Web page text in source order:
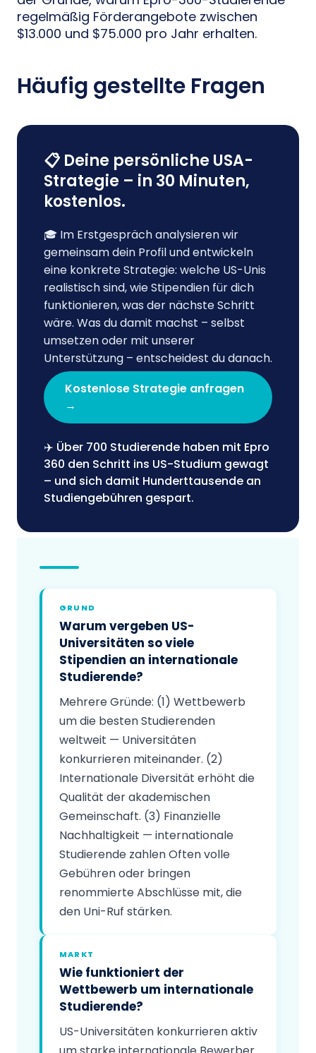
regelmäßig Förderangebote zwischen
$13.000 und $75.000 pro Jahr erhalten.
Häufig gestellte Fragen
📋 Deine persönliche USA-
Strategie – in 30 Minuten,
kostenlos.
🎓 Im Erstgespräch analysieren wir
gemeinsam dein Profil und entwickeln
eine konkrete Strategie: welche US-Unis
realistisch sind, wie Stipendien für dich
funktionieren, was der nächste Schritt
wäre. Was du damit machst – selbst
umsetzen oder mit unserer
Unterstützung – entscheidest du danach.
Kostenlose Strategie anfragen
→
✈️ Über 700 Studierende haben mit Epro
360 den Schritt ins US-Studium gewagt
– und sich damit Hunderttausende an
Studiengebühren gespart.
GRUND
Warum vergeben US-
Universitäten so viele
Stipendien an internationale
Studierende?
Mehrere Gründe: (1) Wettbewerb
um die besten Studierenden
weltweit — Universitäten
konkurrieren miteinander. (2)
Internationale Diversität erhöht die
Qualität der akademischen
Gemeinschaft. (3) Finanzielle
Nachhaltigkeit — internationale
Studierende zahlen Often volle
Gebühren oder bringen
renommierte Abschlüsse mit, die
den Uni-Ruf stärken.
MARKT
Wie funktioniert der
Wettbewerb um internationale
Studierende?
US-Universitäten konkurrieren aktiv